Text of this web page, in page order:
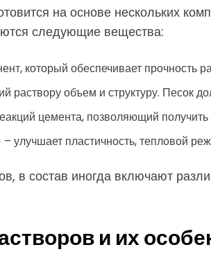
на основе нескольких
следующие вещества:
который обеспечивает прочность
раствору объем и структуру. Песок
цемента, позволяющий
улучшает пластичность, тепловой
в состав иногда включают
и их